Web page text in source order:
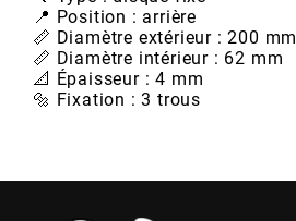
BANDO
BARIKIT
📍 Position : arrière
📏 Diamètre extérieur : 200 mm
📏 Diamètre intérieur : 62 mm
📐 Épaisseur : 4 mm
🔩 Fixation : 3 trous